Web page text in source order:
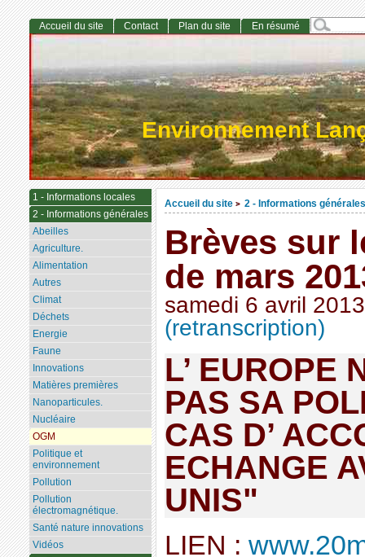
Environnement
Accueil du site > 2 - Informations générales
Brèves sur
de mars
samedi 6 avril 2013
(retranscription)
L’ EUROPE
PAS SA
CAS D’
ECHANGE
UNIS"
LIEN :
Accueil du site Contact Plan du site En résumé
1 - Informations locales
2 - Informations générales
Abeilles
Agriculture.
Alimentation
Autres
Climat
Déchets
Energie
Faune
Innovations
Matières premières
Nanoparticules.
Nucléaire
OGM
Politique et
environnement
Pollution
Pollution
électromagnétique.
Santé nature innovations
Vidéos